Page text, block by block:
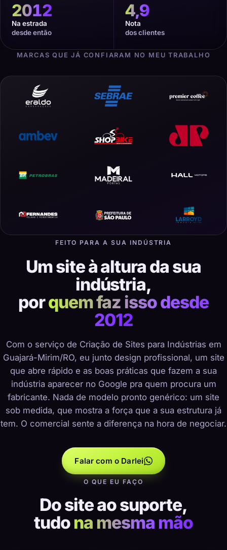
2012
Na estrada
desde então
4,9
Nota
dos clientes
MARCAS QUE JÁ CONFIARAM NO MEU TRABALHO
FEITO PARA A SUA INDÚSTRIA
Um site à altura da sua
indústria,
porquem faz isso desde
2012
Com o serviço de Criação de Sites para Indústrias em
Guajará-Mirim/RO, eu junto design profissional, um site
que abre rápido e as boas práticas que fazem a sua
indústria aparecer no Google pra quem procura um
fabricante. Nada de modelo pronto genérico: um site
sob medida, que mostra a força que a sua estrutura já
tem. O comercial sente a diferença na hora de negociar.
Falar com o Darlei
O QUE EU FAÇO
Do site ao suporte,
tudona mesma mão